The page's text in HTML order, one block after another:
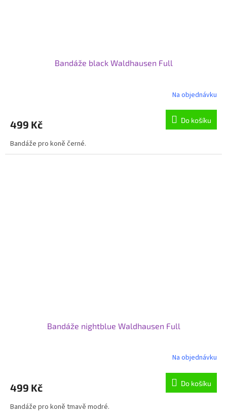
Bandáže black Waldhausen Full
je
z
5
Na objednávku
499 Kč Do košíku
Bandáže pro koně černé.
Bandáže nightblue Waldhausen Full
Na objednávku
499 Kč Do košíku
Bandáže pro koně tmavě modré.